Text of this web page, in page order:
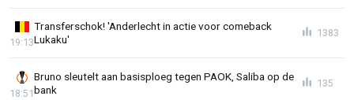
Transferschok! 'Anderlecht in actie voor comeback
Lukaku'
19:13
1383
Bruno sleutelt aan basisploeg tegen PAOK, Saliba op de
bank
18:51
135